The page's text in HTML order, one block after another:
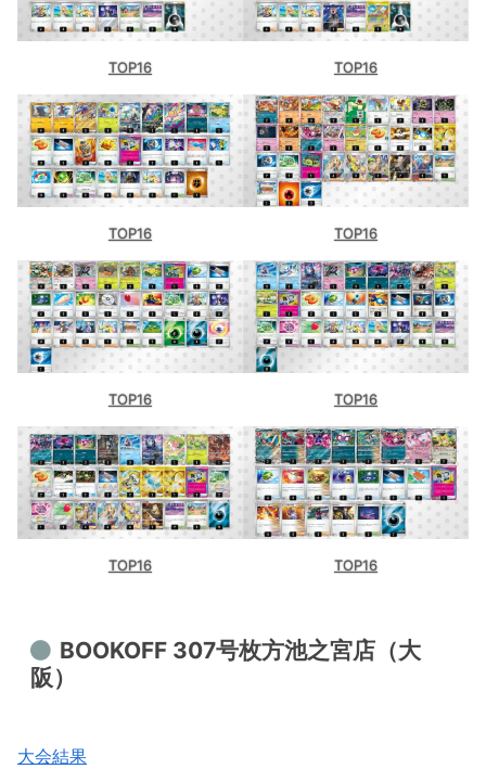
TOP16 TOP16
TOP16 TOP16
TOP16 TOP16
TOP16 TOP16
BOOKOFF 307号枚方池之宮店（大
阪）
大会結果